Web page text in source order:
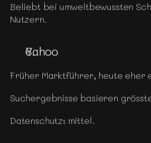
Beliebt bei umweltbewussten
Nutzern.
Yahoo
Früher Marktführer, heute eher
Suchergebnisse basieren
Datenschutz: mittel.